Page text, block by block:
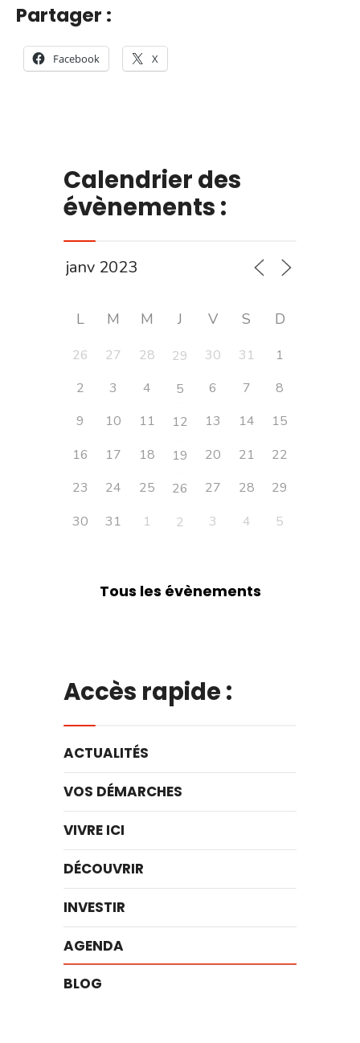
Partager :
Facebook X
Calendrier des
évènements :
L M M J V S D
26 27 28 29 30 31
1
2
3 4 5 6 7
8
9
10 11 12 13 14
15
16
17 18 19 20 21
22
23
24 25 26 27 28
29
30
31 1 2 3 4 5
Tous les évènements
Accès rapide :
ACTUALITÉS
VOS DÉMARCHES
VIVRE ICI
DÉCOUVRIR
INVESTIR
AGENDA
BLOG